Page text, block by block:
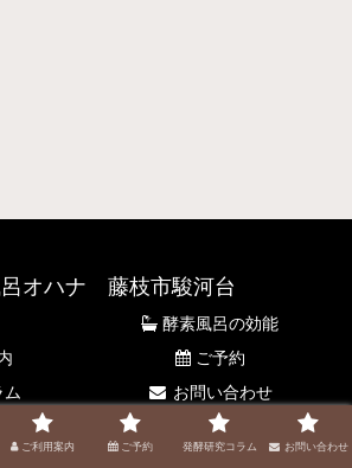
オハナ 藤枝市駿河台
酵素風呂の効能
ご予約
ム
お問い合わせ
素風呂オハナ 藤枝市駿河台.
ご利用案内 ご予約 発酵研究コラム お問い合わせ